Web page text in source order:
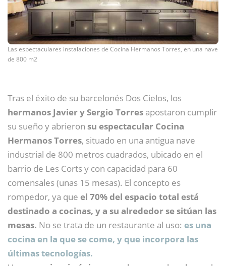
Las espectaculares instalaciones de Cocina Hermanos Torres, en una nave
de 800 m2
Tras el éxito de su barcelonés Dos Cielos, los
hermanos Javier y Sergio Torres apostaron cumplir
su sueño y abrieron su espectacular Cocina
Hermanos Torres, situado en una antigua nave
industrial de 800 metros cuadrados, ubicado en el
barrio de Les Corts y con capacidad para 60
comensales (unas 15 mesas). El concepto es
rompedor, ya que el 70% del espacio total está
destinado a cocinas, y a su alrededor se sitúan las
mesas. No se trata de un restaurante al uso: es una
cocina en la que se come, y que incorpora las
últimas tecnologías.